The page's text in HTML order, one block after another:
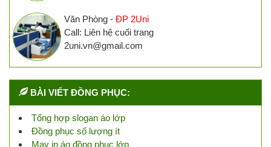
Văn Phòng - ĐP 2Uni
Call: Liên hệ cuối trang
2uni.vn@gmail.com
BÀI VIẾT ĐỒNG PHỤC:
Tổng hợp slogan áo lớp
Đồng phục số lượng ít
May in áo đồng phục lớp